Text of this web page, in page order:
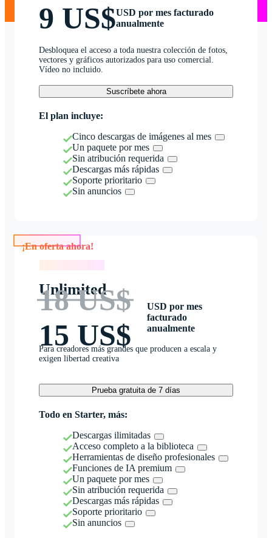
9 US$USD por mes facturado
anualmente
Desbloquea el acceso a toda nuestra colección de fotos,
vectores y gráficos autorizados para uso comercial.
Vídeo no incluido.
Suscríbete ahora
El plan incluye:
Cinco descargas de imágenes al mes
Un paquete por mes
Sin atribución requerida
Descargas más rápidas
Soporte prioritario
Sin anuncios
Unlimited
18 US$
15 US$
USD por mes
facturado
anualmente
Para creadores más grandes que producen a escala y
exigen libertad creativa
Prueba gratuita de 7 días
Todo en Starter, más:
Descargas ilimitadas
Acceso completo a la biblioteca
Herramientas de diseño profesionales
Funciones de IA premium
Un paquete por mes
Sin atribución requerida
Descargas más rápidas
Soporte prioritario
Sin anuncios